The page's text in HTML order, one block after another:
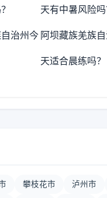
天有中暑风险吗
治州今 阿坝藏族羌族
天适合晨练吗？
攀枝花市 泸州市